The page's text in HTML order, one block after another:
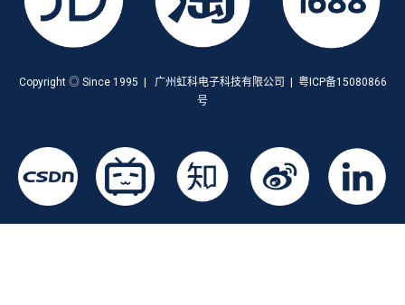
Copyright ◎ Since 1995 | 广州虹科电子科技有限公司 | 粤ICP备15080866
号